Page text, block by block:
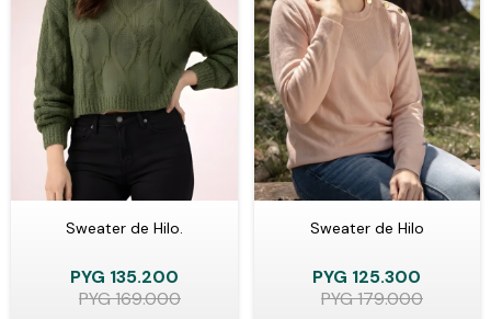
Sweater de Hilo.
PYG 135.200
PYG169.000
Sweater de Hilo
PYG 125.300
PYG179.000